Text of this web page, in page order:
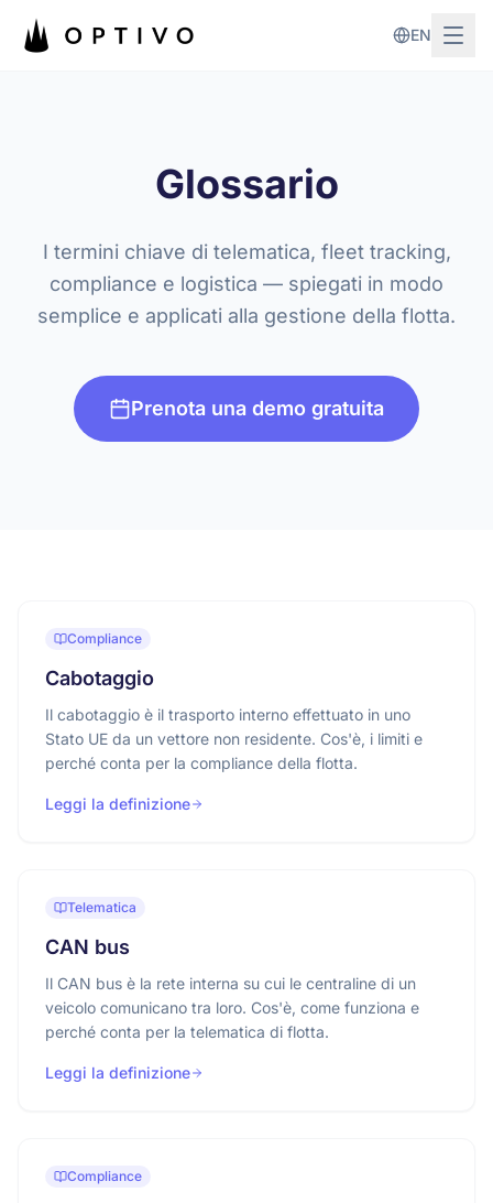
EN
Glossario
I termini chiave di telematica, fleet tracking,
compliance e logistica — spiegati in modo
semplice e applicati alla gestione della flotta.
Prenota una demo gratuita
Compliance
Cabotaggio
Il cabotaggio è il trasporto interno effettuato in uno
Stato UE da un vettore non residente. Cos'è, i limiti e
perché conta per la compliance della flotta.
Leggi la definizione
Telematica
CAN bus
Il CAN bus è la rete interna su cui le centraline di un
veicolo comunicano tra loro. Cos'è, come funziona e
perché conta per la telematica di flotta.
Leggi la definizione
Compliance